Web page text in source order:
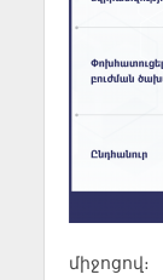
միջոցով։